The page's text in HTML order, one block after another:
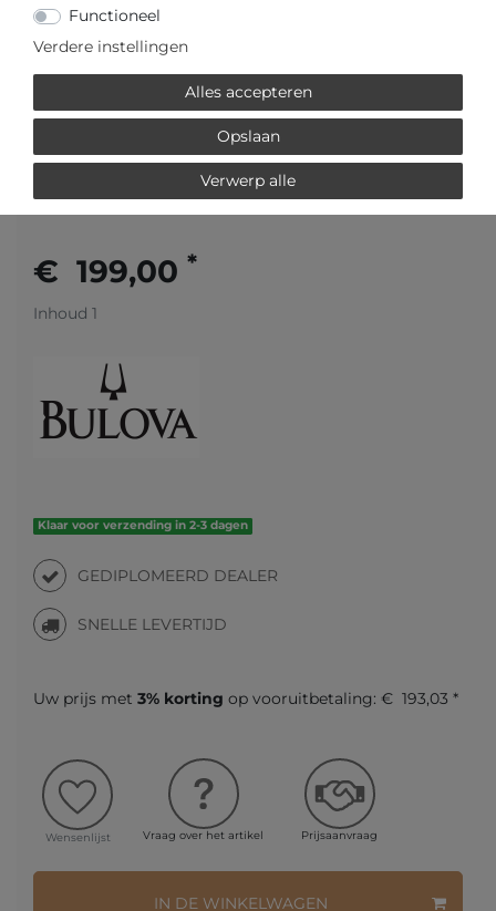
- : 7,00 / 0,28
Artikelnummer96M166
€ 199,00 *
Inhoud 1
Klaar voor verzending in 2-3 dagen
GEDIPLOMEERD DEALER
SNELLE LEVERTIJD
Uw prijs met 3% korting op vooruitbetaling: € 193,03 *
Wensenlijst Vraag over het artikel Prijsaanvraag
IN DE WINKELWAGEN
Functioneel
Verdere instellingen
Alles accepteren
Opslaan
Verwerp alle